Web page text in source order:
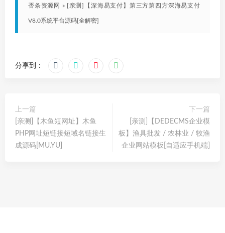
否条资源网 » [亲测]【深海易支付】第三方第四方深海易支付
V8.0系统平台源码[全解密]
分享到：
上一篇
[亲测]【木鱼短网址】木鱼
PHP网址短链接短域名链接生
成源码[MU.YU]
下一篇
[亲测]【DEDECMS企业模
板】渔具批发 / 农林业 / 牧渔
企业网站模板[自适应手机端]